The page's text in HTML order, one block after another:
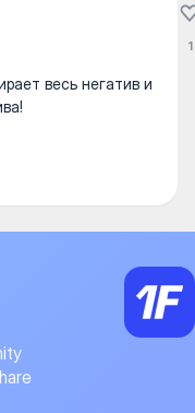
весь негатив и
1